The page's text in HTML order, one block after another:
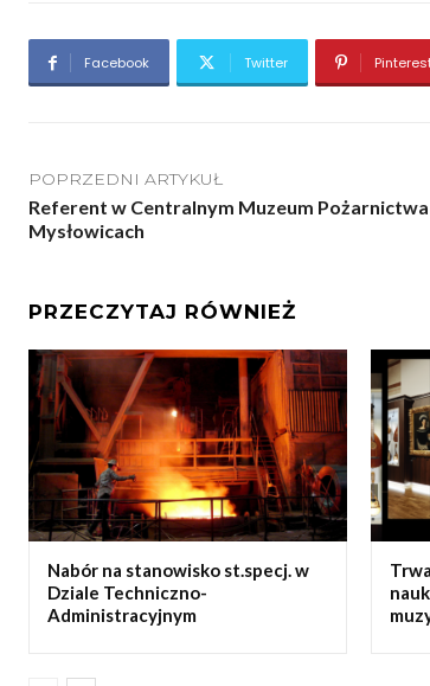
Facebook Twitter
POPRZEDNI ARTYKUŁ
Referent w Centralnym Muzeum
Mysłowicach
PRZECZYTAJ RÓWNIEŻ
Nabór na stanowisko st.specj. w
Dziale Techniczno-
Administracyjnym